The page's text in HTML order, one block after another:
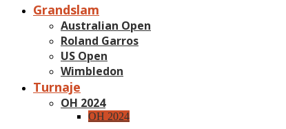
Grandslam
Australian Open
Roland Garros
US Open
Wimbledon
Turnaje
OH 2024
OH 2024